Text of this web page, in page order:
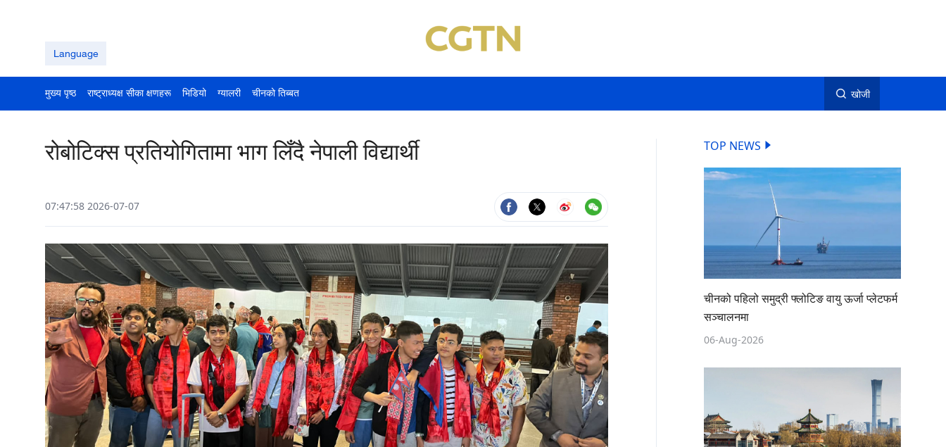
Language
मुख्य पृष्ठ राष्ट्राध्यक्ष सीका क्षणहरू भिडियो ग्यालरी चीनको तिब्बत खोजी
रोबोटिक्स प्रतियोगितामा भाग लिँदै नेपाली विद्यार्थी
07:47:58 2026-07-07
TOP NEWS
चीनको पहिलो समुद्री फ्लोटिङ वायु ऊर्जा प्लेटफर्म
सञ्चालनमा
06-Aug-2026